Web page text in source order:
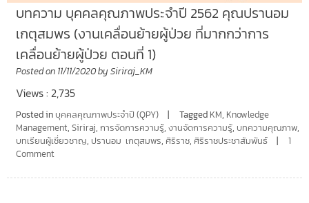
บทความ บุคคลคุณภาพประจำปี 2562 คุณปรานอม
เกตุสมพร (งานเคลื่อนย้ายผู้ป่วย ที่มากกว่าการ
เคลื่อนย้ายผู้ป่วย ตอนที่ 1)
Posted on 11/11/2020by Siriraj_KM
Views : 2,735
Posted in บุคคลคุณภาพประจำปี (QPY) Tagged KM, Knowledge
Management, Siriraj, การจัดการความรู้, งานจัดการความรู้, บทความคุณภาพ,
บทเรียนผู้เชี่ยวชาญ, ปรานอม เกตุสมพร, ศิริราช, ศิริราชประชาสัมพันธ์
1
Comment